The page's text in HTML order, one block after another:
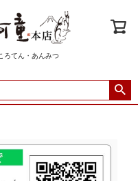
ろてん・あんみつ